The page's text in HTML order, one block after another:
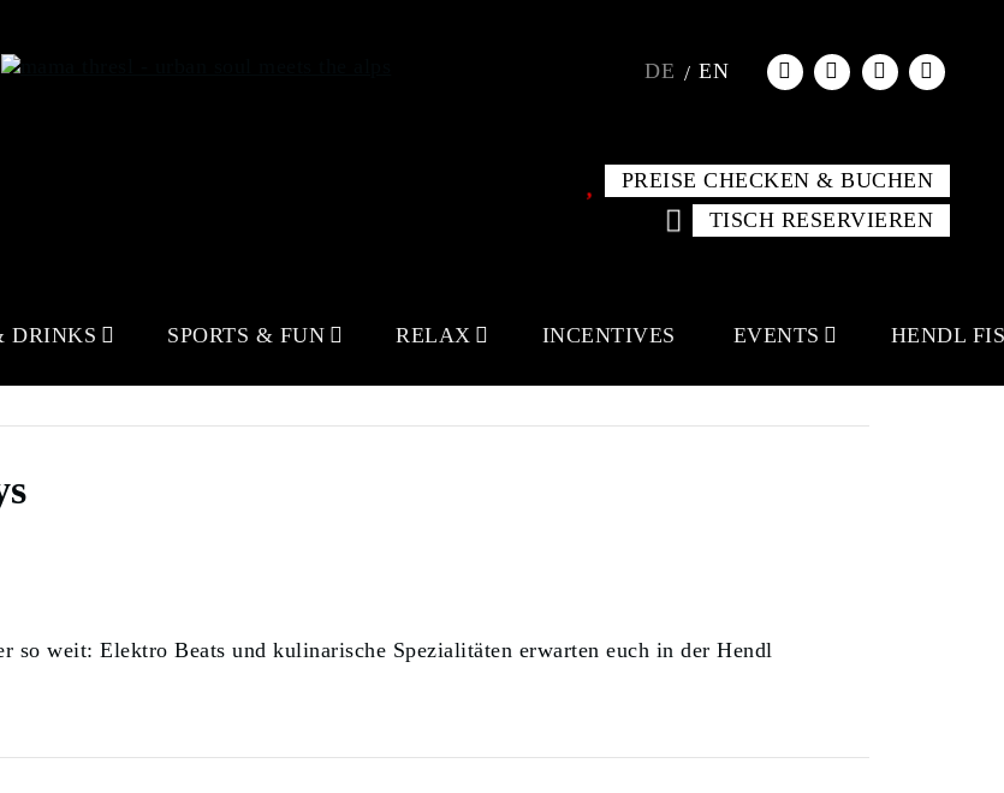
DE EN
PREISE CHECKEN & BUCHEN
TISCH RESERVIEREN
DRINKS SPORTS & FUN RELAX INCENTIVES EVENTS HENDL
so weit: Elektro Beats und kulinarische Spezialitäten erwarten euch in der Hendl